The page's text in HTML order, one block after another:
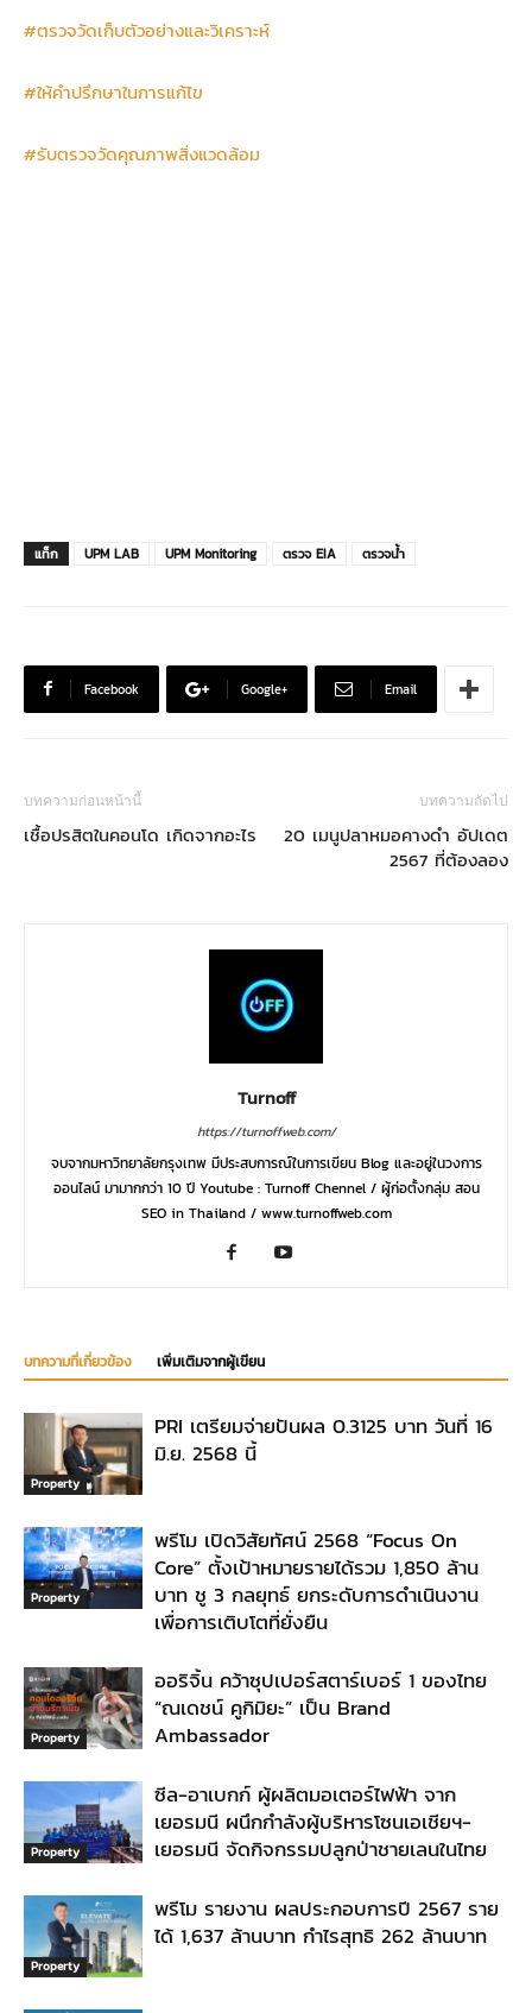
#ตรวจวัดเก็บตัวอย่างและวิเคราะห์
#ให้คำปรึกษาในการแก้ไข
#รับตรวจวัดคุณภาพสิ่งแวดล้อม
แท็ก UPM LAB UPM Monitoring ตรวจ EIA ตรวจน้ำ
Facebook Google+ Email
บทความก่อนหน้านี้
เชื้อปรสิตในคอนโด เกิดจากอะไร
บทความถัดไป
20 เมนูปลาหมอคางดำ อัปเดต
2567 ที่ต้องลอง
Turnoff
https://turnoffweb.com/
จบจากมหาวิทยาลัยกรุงเทพ มีประสบการณ์ในการเขียน Blog และอยู่ในวงการ
ออนไลน์ มามากกว่า 10 ปี Youtube : Turnoff Chennel / ผู้ก่อตั้งกลุ่ม สอน
SEO in Thailand / www.turnoffweb.com
บทความที่เกี่ยวข้อง เพิ่มเติมจากผู้เขียน
Property
PRI เตรียมจ่ายปันผล 0.3125 บาท วันที่ 16
มิ.ย. 2568 นี้
Property
พรีโม เปิดวิสัยทัศน์ 2568 “Focus On
Core” ตั้งเป้าหมายรายได้รวม 1,850 ล้าน
บาท ชู 3 กลยุทธ์ ยกระดับการดำเนินงาน
เพื่อการเติบโตที่ยั่งยืน
Property
ออริจิ้น คว้าซุปเปอร์สตาร์เบอร์ 1 ของไทย
“ณเดชน์ คูกิมิยะ” เป็น Brand
Ambassador
Property
ซีล-อาเบกก์ ผู้ผลิตมอเตอร์ไฟฟ้า จาก
เยอรมนี ผนึกกำลังผู้บริหารโซนเอเชียฯ-
เยอรมนี จัดกิจกรรมปลูกป่าชายเลนในไทย
Property
พรีโม รายงาน ผลประกอบการปี 2567 ราย
ได้ 1,637 ล้านบาท กำไรสุทธิ 262 ล้านบาท